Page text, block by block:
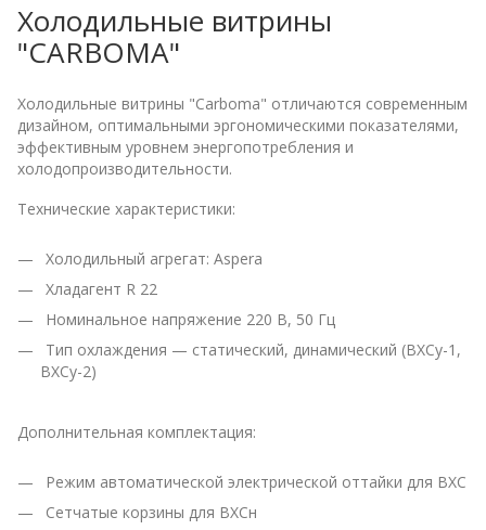
Холодильные витрины
"CARBOMA"
Холодильные витрины "Carboma" отличаются современным
дизайном, оптимальными эргономическими показателями,
эффективным уровнем энергопотребления и
холодопроизводительности.
Технические характеристики:
Холодильный агрегат: Aspera
Хладагент R 22
Номинальное напряжение 220 В, 50 Гц
Тип охлаждения — статический, динамический (ВХСу-1,
ВХСу-2)
Дополнительная комплектация:
Режим автоматической электрической оттайки для ВХС
Сетчатые корзины для ВХСн